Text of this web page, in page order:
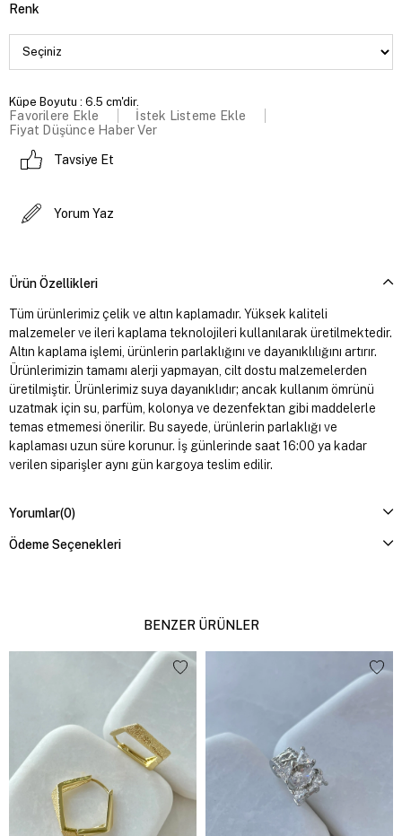
Renk
Küpe Boyutu : 6.5 cm'dir.
Favorilere Ekle
İstek Listeme Ekle
Fiyat Düşünce Haber Ver
Tavsiye Et
Yorum Yaz
Ürün Özellikleri
Tüm ürünlerimiz çelik ve altın kaplamadır. Yüksek kaliteli
malzemeler ve ileri kaplama teknolojileri kullanılarak üretilmektedir.
Altın kaplama işlemi, ürünlerin parlaklığını ve dayanıklılığını artırır.
Ürünlerimizin tamamı alerji yapmayan, cilt dostu malzemelerden
üretilmiştir. Ürünlerimiz suya dayanıklıdır; ancak kullanım ömrünü
uzatmak için su, parfüm, kolonya ve dezenfektan gibi maddelerle
temas etmemesi önerilir. Bu sayede, ürünlerin parlaklığı ve
kaplaması uzun süre korunur. İş günlerinde saat 16:00 ya kadar
verilen siparişler aynı gün kargoya teslim edilir.
Yorumlar(0)
Ödeme Seçenekleri
BENZER ÜRÜNLER